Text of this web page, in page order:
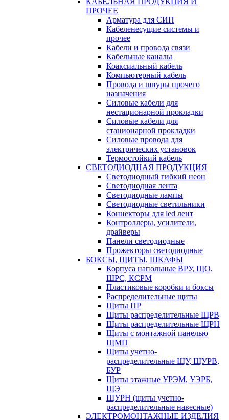
ПРОЧЕЕ
Арматура для СИП
Кабеленесущие системы и
прочее
Кабели и провода связи
Кабельные каналы
Коаксиальный кабель
Компьютерный кабель
Провода и шнуры прочего
назначения
Силовые кабели для
нестационарной прокладки
Силовые кабели для
стационарной прокладки
Силовые провода для
электрических установок
Термостойкий кабель
СВЕТОДИОДНАЯ ПРОДУКЦИЯ
Светодиодный гибкий неон
Светодиодная лента
Светодиодные лампы
Светодиодные светильники
Коннекторы для led лент
Контроллеры, усилители,
драйверы
Панели светодиодные
Прожекторы светодиодные
БОКСЫ, ЩИТЫ, ШКАФЫ
Корпуса напольные ВРУ, ЩО,
ШРС, КСРМ
Пластиковые коробки и боксы
Распределительные щиты
Щиты ПР
Щиты распределительные ЩРВ
Щиты распределительные ЩРН
Щиты с монтажной панелью
ЩМП
Щиты учетно-
распределительные ЩУ, ЩУРВ,
БУР
Щиты этажные УРЭМ, УЭРБ,
ЩЭ
ЩУРН (щиты учетно-
распределительные навесные)
ЭЛЕКТРОМОНТАЖНЫЕ ИЗДЕЛИЯ